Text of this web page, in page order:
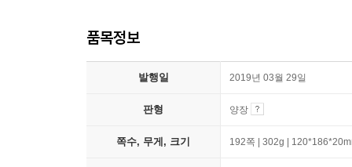
품목정보
발행일 2019년 03월 29일
판형 양장
쪽수, 무게, 크기 192쪽 | 302g |